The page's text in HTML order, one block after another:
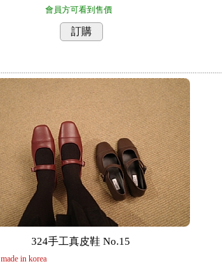
會員方可看到售價
訂購
324手工真皮鞋 No.15
made in korea